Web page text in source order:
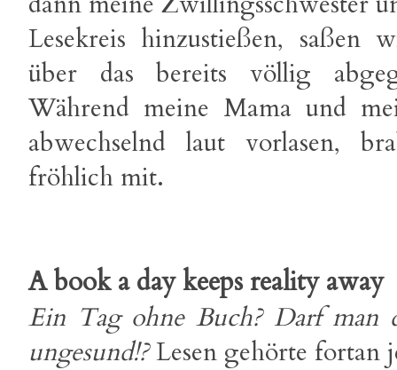
Lesekreis hinzustießen, saßen
über das bereits völlig
Während meine Mama und
abwechselnd laut vorlasen,
fröhlich mit.
A book a day keeps reality away
Ein Tag ohne Buch? Darf man
ungesund!?Lesen gehörte fortan